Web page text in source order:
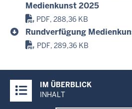
Medienkunst 2025
PDF, 288,36 KB
Rundverfügung
PDF, 289,36 KB
Inhalte
IM ÜBERBLICK
INHALT